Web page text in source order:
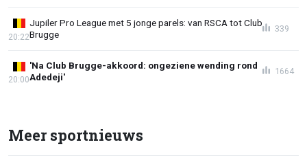
Jupiler Pro League met 5 jonge parels: van RSCA tot Club
Brugge
20:22
339
'Na Club Brugge-akkoord: ongeziene wending rond
Adedeji'
20:00
1664
Meer sportnieuws